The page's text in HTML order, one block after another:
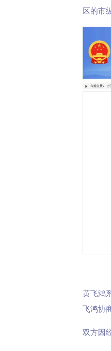
区的市
黄飞鸿
飞鸿协
双方因